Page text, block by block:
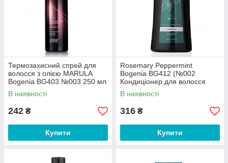
Термозахисний спрей для
волосся з олією MARULA
Bogenia BG403 №003 250 мл
В наявності
242 ₴
Купити
Rosemary Peppermint
Bogenia BG412 (№002
Кондиціонер для волосся
Rosemary Peppermint (350
мл) (36/1))
В наявності
316 ₴
Купити